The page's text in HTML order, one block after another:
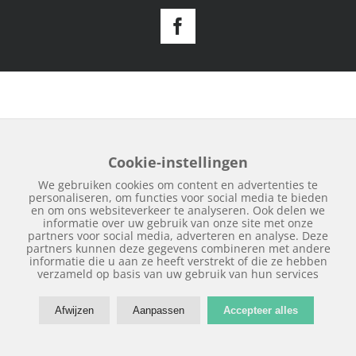
Facebook
Cookie-instellingen
We gebruiken cookies om content en advertenties te
personaliseren, om functies voor social media te bieden
en om ons websiteverkeer te analyseren. Ook delen we
informatie over uw gebruik van onze site met onze
partners voor social media, adverteren en analyse. Deze
partners kunnen deze gegevens combineren met andere
informatie die u aan ze heeft verstrekt of die ze hebben
verzameld op basis van uw gebruik van hun services
Afwijzen Aanpassen Accepteer alles